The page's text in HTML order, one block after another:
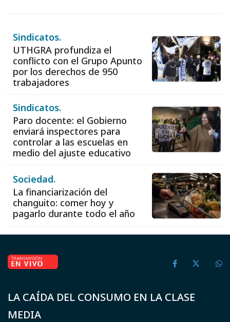
Sindicatos.
UTHGRA profundiza el
conflicto con el Grupo Apunto
por los derechos de 950
trabajadores
Sindicatos.
Paro docente: el Gobierno
enviará inspectores para
controlar a las escuelas en
medio del ajuste educativo
Sociedad.
La financiarización del
changuito: comer hoy y
pagarlo durante todo el año
LA CAÍDA DEL CONSUMO EN LA CLASE
MEDIA